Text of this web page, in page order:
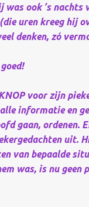
was ook ’s nachts
uren kreeg hij
denken, zó
voor zijn
informatie en
gaan, ordenen.
uit.
van bepaalde
was, is nu geen